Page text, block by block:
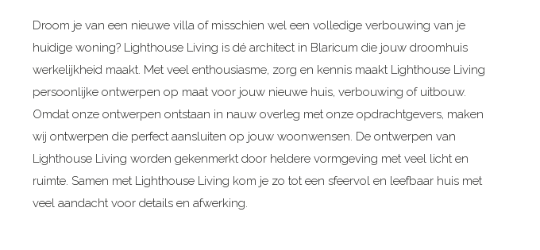
Droom je van een nieuwe villa of misschien wel een volledige verbouwing van je
huidige woning? Lighthouse Living is dé architect in Blaricum die jouw droomhuis
werkelijkheid maakt. Met veel enthousiasme, zorg en kennis maakt Lighthouse Living
persoonlijke ontwerpen op maat voor jouw nieuwe huis, verbouwing of uitbouw.
Omdat onze ontwerpen ontstaan in nauw overleg met onze opdrachtgevers, maken
wij ontwerpen die perfect aansluiten op jouw woonwensen. De ontwerpen van
Lighthouse Living worden gekenmerkt door heldere vormgeving met veel licht en
ruimte. Samen met Lighthouse Living kom je zo tot een sfeervol en leefbaar huis met
veel aandacht voor details en afwerking.